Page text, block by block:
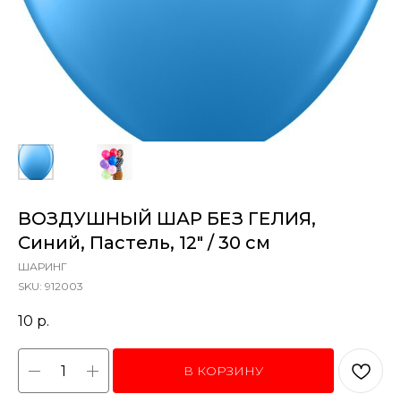
ВОЗДУШНЫЙ ШАР БЕЗ ГЕЛИЯ,
Синий, Пастель, 12" / 30 см
ШАРИНГ
SKU: 912003
10 р.
В КОРЗИНУ